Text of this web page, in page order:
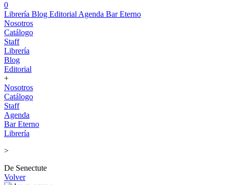
0
Librería Blog Editorial Agenda Bar Eterno
Nosotros
Catálogo
Staff
Librería
Blog
Editorial
+
Nosotros
Catálogo
Staff
Agenda
Bar Eterno
Librería
>
De Senectute
Volver